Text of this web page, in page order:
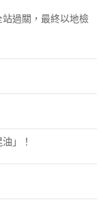
過關，最終以地檢
」！